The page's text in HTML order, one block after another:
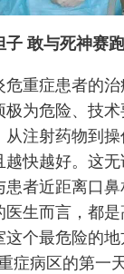
子 敢与死神赛跑
危重症患者的
为危险、技术
从注射药物到
越快越好。这
患者近距离口
医生而言，都
个最危险的
症病区的第一